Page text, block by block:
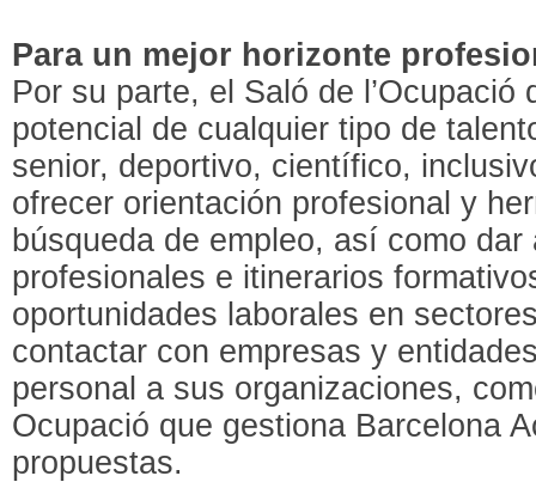
Para un mejor horizonte
Por su parte, el Saló de l’Ocupació
potencial de cualquier tipo de
senior, deportivo, científico,
ofrecer orientación profesional y
búsqueda de empleo, así como
profesionales e itinerarios
oportunidades laborales en
contactar con empresas y
personal a sus organizaciones,
Ocupació que gestiona Barcelona
propuestas.